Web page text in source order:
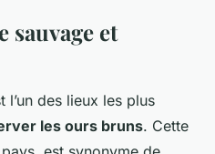
sauvage et
l’un des lieux les plus
les ours bruns. Cette